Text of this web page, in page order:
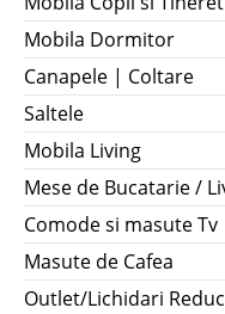
Mobila Dormitor
Canapele | Coltare
Saltele
Mobila Living
Mese de Bucatarie /
Comode si masute Tv
Masute de Cafea
Outlet/Lichidari